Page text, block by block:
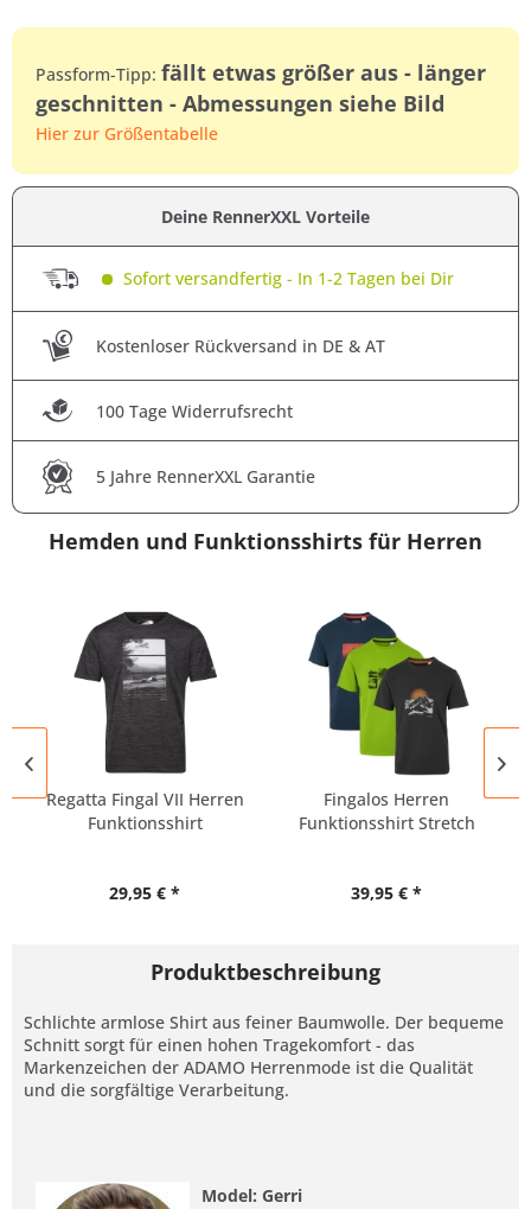
Passform-Tipp: fällt etwas größer aus - länger
geschnitten - Abmessungen siehe Bild
Hier zur Größentabelle
Deine RennerXXL Vorteile
Sofort versandfertig - In 1-2 Tagen bei Dir
Kostenloser Rückversand in DE & AT
100 Tage Widerrufsrecht
5 Jahre RennerXXL Garantie
Hemden und Funktionsshirts für Herren
Regatta Fingal VII Herren
Funktionsshirt
29,95 € *
Fingalos Herren
Funktionsshirt Stretch
39,95 € *
Produktbeschreibung
Schlichte armlose Shirt aus feiner Baumwolle. Der bequeme
Schnitt sorgt für einen hohen Tragekomfort - das
Markenzeichen der ADAMO Herrenmode ist die Qualität
und die sorgfältige Verarbeitung.
Model: Gerri